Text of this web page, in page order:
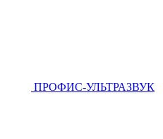
ПРОФИС-УЛЬТРАЗВУК